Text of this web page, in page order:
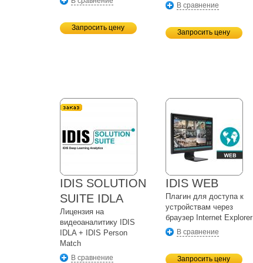
Запросить цену
В сравнение
Запросить цену
IDIS SOLUTION
SUITE IDLA
Лицензия на
видеоаналитику IDIS
IDLA + IDIS Person
Match
В сравнение
IDIS WEB
Плагин для доступа к
устройствам через
браузер Internet Explorer
В сравнение
Запросить цену